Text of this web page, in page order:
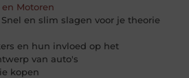
Motoren
Snel en slim slagen voor je theorie
en hun invloed op het
van auto's
kopen